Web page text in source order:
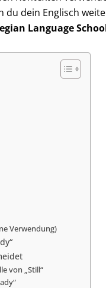
du dein Englisch
Language
Verwendung)
von „Still“